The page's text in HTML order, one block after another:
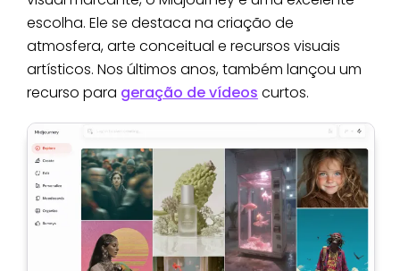
escolha. Ele se destaca na criação de
atmosfera, arte conceitual e recursos visuais
artísticos. Nos últimos anos, também lançou um
recurso para geração de vídeos curtos.